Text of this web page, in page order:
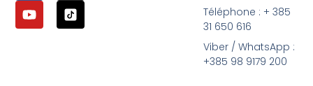
Téléphone : + 385
31 650 616
Viber / WhatsApp :
+385 98 9179 200